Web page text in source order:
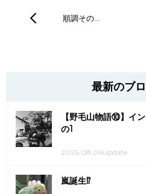
順調その…
最新のブ
【野毛山物語⑩】イ
の1
2026.08.06update
嵐誕生⁉